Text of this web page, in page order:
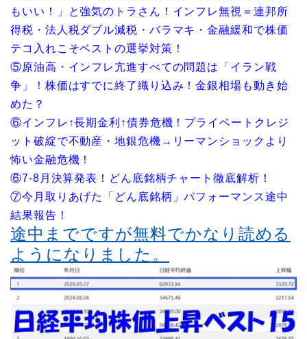
もいい！」と強気のトラさん！インフレ無視＝連邦所
得税・法人税ダブル減税・バラマキ・金融緩和で株価
テコ入れこそベストの選挙対策！
⑤原油高・インフレ亢進すべての問題は「イラン戦
争」！株価はすでに終了織り込み！金銀相場も動き始
めた？
⑥インフレ↑長期金利↑債券危機！プライベートクレジ
ット破綻で不動産・地銀危機→リーマンショックより
怖い金融危機！
⑥7-8月決算発表！どん底銘柄チャート徹底解析！
⑦今月取りあげた「どん底銘柄」パフォーマンス途中
結果報告！
途中までですが無料でかなり読める
ようになりました。